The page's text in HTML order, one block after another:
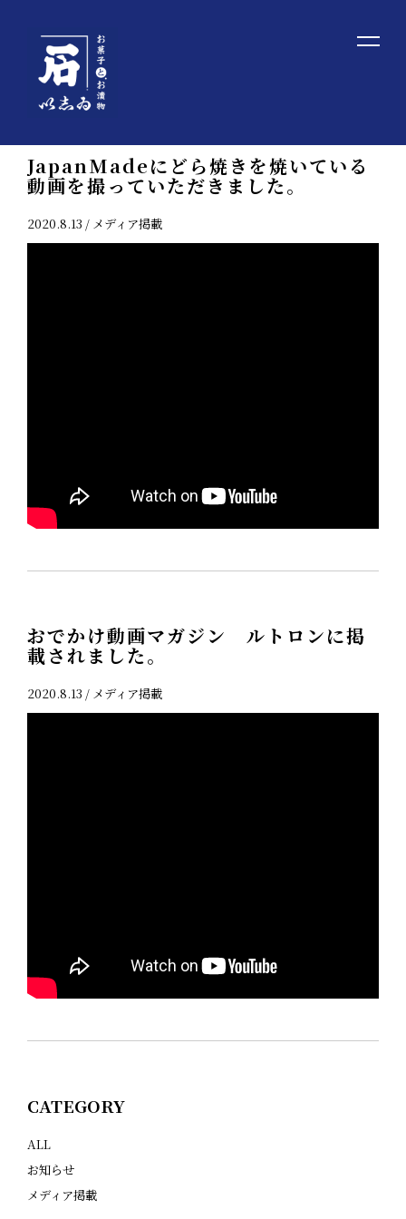
TOP/NEWS /メディア掲載
JapanMadeにどら焼きを焼いている
動画を撮っていただきました。
2020.8.13 / メディア掲載
おでかけ動画マガジン ルトロンに掲
載されました。
2020.8.13 / メディア掲載
CATEGORY
ALL
お知らせ
メディア掲載